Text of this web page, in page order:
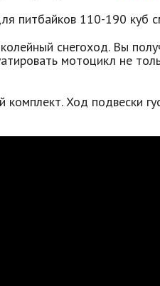
питбайков 110-190 куб
снегоход. Вы
мотоцикл не
Ход подвески